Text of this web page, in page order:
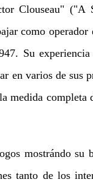
Clouseau"
como operador
Su
en varios de sus
medida completa
mostrándo su
tanto de los